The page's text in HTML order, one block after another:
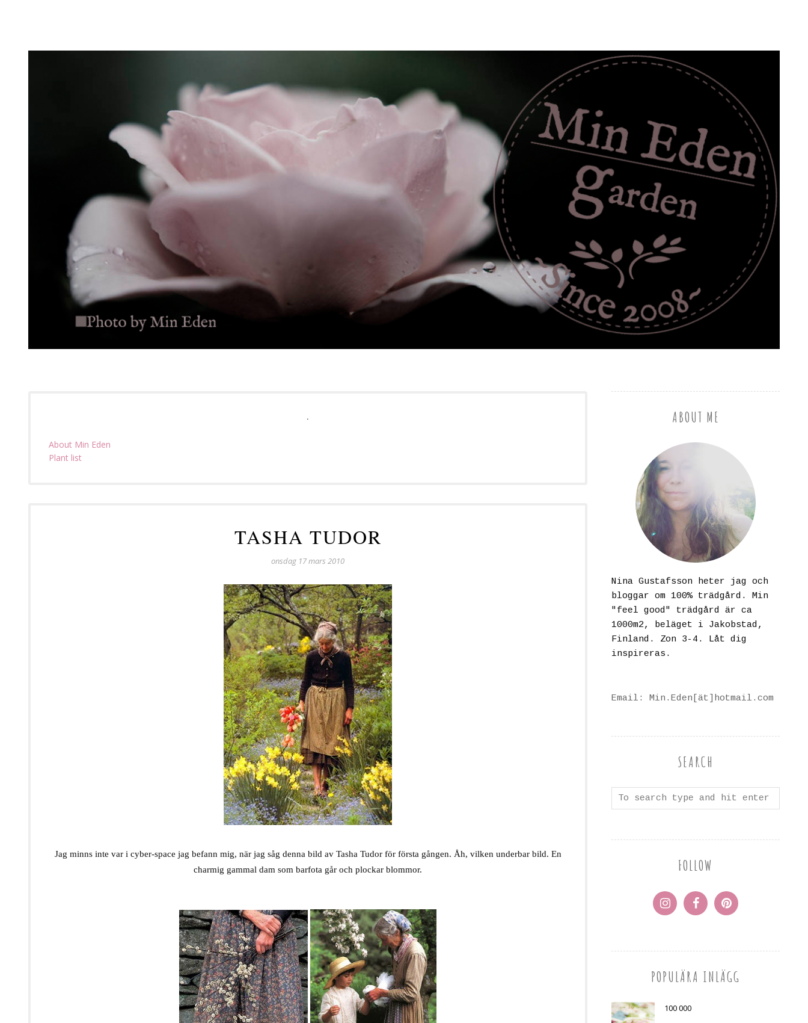
About Min Eden
Plant list
TASHA TUDOR
onsdag 17 mars 2010
Jag minns inte var i cyber-space jag befann mig, när jag såg denna bild av Tasha Tudor för första gången. Åh, vilken underbar bild. En
charmig gammal dam som barfota går och plockar blommor.
ABOUT ME
Nina Gustafsson heter jag och
bloggar om 100% trädgård. Min
"feel good" trädgård är ca
1000m2, beläget i Jakobstad,
Finland. Zon 3-4. Låt dig
inspireras.
Email: Min.Eden[ät]hotmail.com
SEARCH
FOLLOW
POPULÄRA INLÄGG
100 000